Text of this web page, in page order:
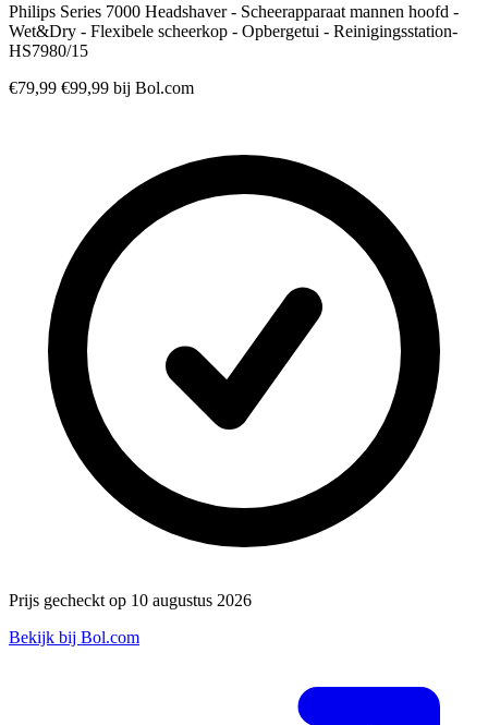
Philips Series 7000 Headshaver - Scheerapparaat mannen hoofd -
Wet&Dry - Flexibele scheerkop - Opbergetui - Reinigingsstation-
HS7980/15
€79,99 €99,99 bij Bol.com
Prijs gecheckt op 10 augustus 2026
Bekijk bij Bol.com